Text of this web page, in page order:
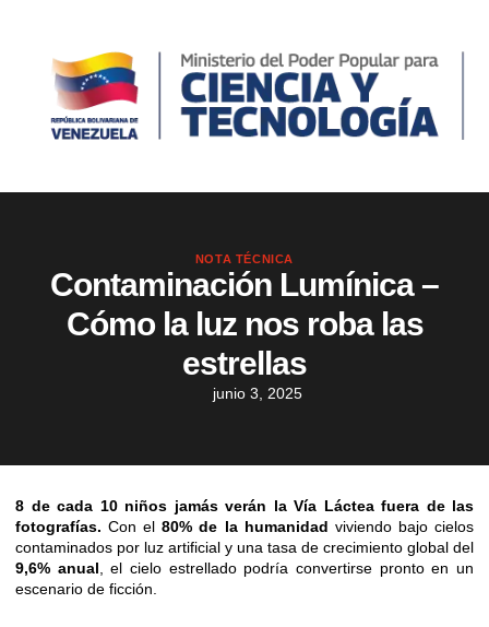
NOTA TÉCNICA
Contaminación Lumínica –
Cómo la luz nos roba las
estrellas
junio 3, 2025
8 de cada 10 niños jamás verán la Vía Láctea fuera de las
fotografías. Con el80% de la humanidad viviendo bajo cielos
contaminados por luz artificial y una tasa de crecimiento global del
9,6% anual, el cielo estrellado podría convertirse pronto en un
escenario de ficción.